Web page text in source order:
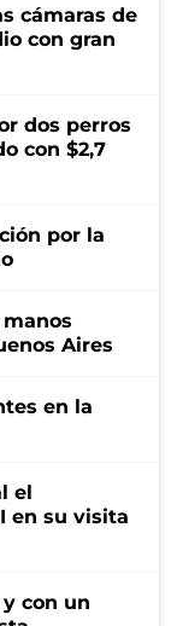
cámaras de
con gran
dos perros
con $2,7
por la
Aires
en la
el
en su visita
con un